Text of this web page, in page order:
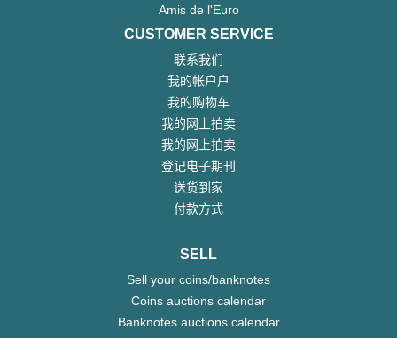
Amis de l'Euro
CUSTOMER SERVICE
联系我们
我的帐户户
我的购物车
我的网上拍卖
我的网上拍卖
登记电子期刊
送货到家
付款方式
SELL
Sell your coins/banknotes
Coins auctions calendar
Banknotes auctions calendar